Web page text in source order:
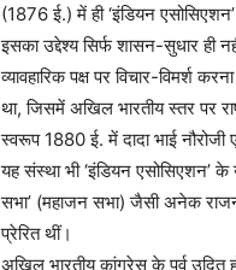
(1876 ई.) में ही ‘इंडियन
इसका उद्देश्य सिर्फ शासन-सुधार ही
व्यावहारिक पक्ष पर विचार-विमर्श
था, जिसमें अखिल भारतीय स्तर पर
स्वरूप 1880 ई. में दादा भाई
यह संस्था भी ‘इंडियन एसोसिएशन’ के
सभा’ (महाजन सभा) जैसी अनेक
प्रेरित थीं।
अखिल भारतीय कांग्रेस के पूर्व